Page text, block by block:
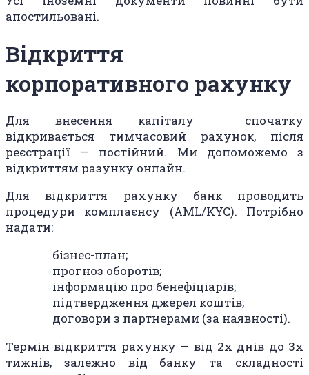
апостильовані.
Відкриття
корпоративного рахунку
Для внесення капіталу спочатку
відкривається тимчасовий рахунок, після
реєстрації — постійний. Ми допоможемо з
відкриттям разунку онлайн.
Для відкриття рахунку банк проводить
процедури комплаєнсу (AML/KYC). Потрібно
надати:
бізнес-план;
прогноз оборотів;
інформацію про бенефіціарів;
підтвердження джерел коштів;
договори з партнерами (за наявності).
Термін відкриття рахунку — від 2х днів до 3х
тижнів, залежно від банку та складності